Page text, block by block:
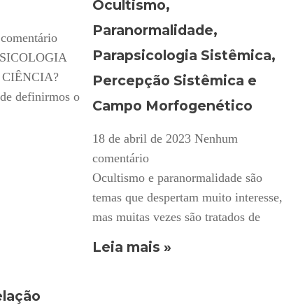
definirmos o
Ocultismo,
Paranormalidade,
Parapsicologia Sistêmica,
Percepção Sistêmica e
Campo Morfogenético
18 de abril de 2023 Nenhum
comentário
Ocultismo e paranormalidade são
temas que despertam muito interesse,
mas muitas vezes são tratados de
Leia mais »